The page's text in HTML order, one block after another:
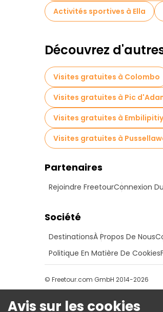
Activités sportives à Ella
Découvrez
Visites gratuites à Colombo
Visites gratuites à Pic
Visites gratuites à
Visites gratuites à
Partenaires
Rejoindre FreetourConnexion
Société
DestinationsÀ Propos De Nous
Politique En Matière De Cookies
© Freetour.com GmbH 2014-2026
Avis sur les cookies